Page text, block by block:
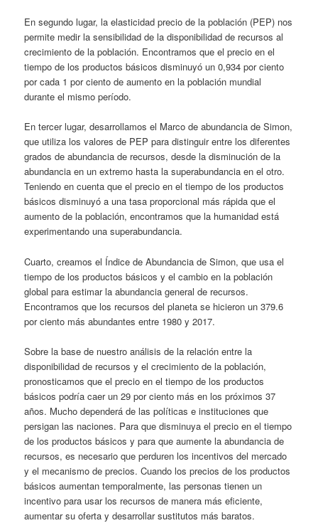
En segundo lugar, la elasticidad precio de la población (PEP) nos
permite medir la sensibilidad de la disponibilidad de recursos al
crecimiento de la población. Encontramos que el precio en el
tiempo de los productos básicos disminuyó un 0,934 por ciento
por cada 1 por ciento de aumento en la población mundial
durante el mismo período.
En tercer lugar, desarrollamos el Marco de abundancia de Simon,
que utiliza los valores de PEP para distinguir entre los diferentes
grados de abundancia de recursos, desde la disminución de la
abundancia en un extremo hasta la superabundancia en el otro.
Teniendo en cuenta que el precio en el tiempo de los productos
básicos disminuyó a una tasa proporcional más rápida que el
aumento de la población, encontramos que la humanidad está
experimentando una superabundancia.
Cuarto, creamos el Índice de Abundancia de Simon, que usa el
tiempo de los productos básicos y el cambio en la población
global para estimar la abundancia general de recursos.
Encontramos que los recursos del planeta se hicieron un 379.6
por ciento más abundantes entre 1980 y 2017.
Sobre la base de nuestro análisis de la relación entre la
disponibilidad de recursos y el crecimiento de la población,
pronosticamos que el precio en el tiempo de los productos
básicos podría caer un 29 por ciento más en los próximos 37
años. Mucho dependerá de las políticas e instituciones que
persigan las naciones. Para que disminuya el precio en el tiempo
de los productos básicos y para que aumente la abundancia de
recursos, es necesario que perduren los incentivos del mercado
y el mecanismo de precios. Cuando los precios de los productos
básicos aumentan temporalmente, las personas tienen un
incentivo para usar los recursos de manera más eficiente,
aumentar su oferta y desarrollar sustitutos más baratos.